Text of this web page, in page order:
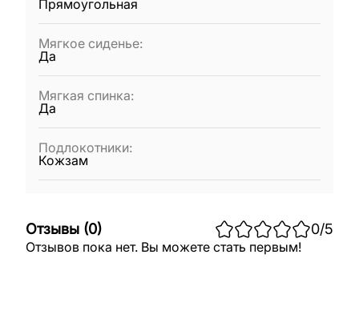
Прямоугольная
Мягкое сиденье:
Да
Мягкая спинка:
Да
Подлокотники:
Кожзам
Отзывы (0) 0/5
Отзывов пока нет. Вы можете стать первым!